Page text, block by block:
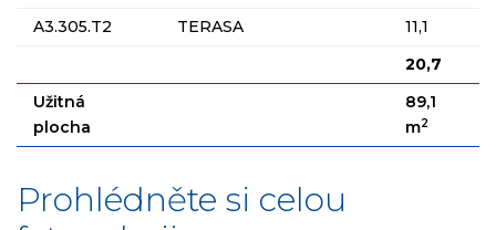
A3.305.T2
TERASA
11,1
20,7
Užitná
plocha
89,1
m2
Prohlédněte si celou